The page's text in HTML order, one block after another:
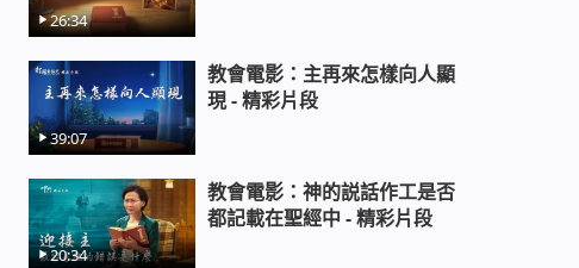
26:34
39:07
教會電影：主再來怎樣向人顯
現 - 精彩片段
20:34
教會電影：神的説話作工是否
都記載在聖經中 - 精彩片段